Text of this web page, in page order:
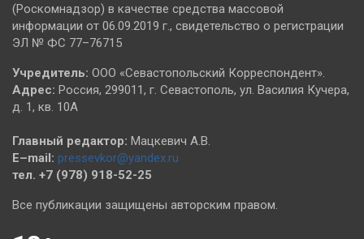
(Роскомнадзор) в качестве средства массовой
информации от 06.09.2019 г., свидетельство о регистрации
ЭЛ № ФС 77–76715
Учредитель: ООО «Севастопольский Корреспондент».
Адрес: Россия, 299011, г. Севастополь, ул. Василия Кучера,
д. 1, кв. 10А
Главный редактор: Мацкевич А.В.
E–mail: pressevkor@yandex.ru
тел. +7 (978) 918-52-25
Все публикации защищены авторским правом.